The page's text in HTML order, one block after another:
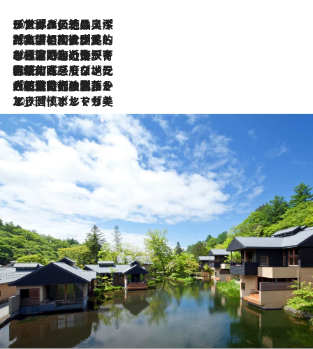
2026.8.8
リスボンの絶品スイーツ「パステル・デ・ナタ」とは？ポルトガル伝統の奥深い世界へ
2026.7.27
「私の祖国はポルトガル語です」国民的詩人フェルナンド・ペソアと、彼が愛した文学の街を歩く
2026.7.26
ポルトガル近海が育む極上の海の幸。キリリと冷えた白ワインと愉しむ、シーフード専門店の贅沢
2026.7.22
伝統の味をモダンに昇華。高感度な地元客が集う、リスボンの最旬ガストロノミー
2026.7.21
大航海時代の栄華から、震災、独裁、そして革命へ。ポルトガル・首都リスボンの石畳に刻まれた「歴史の光と影」
2026.7.13
エッセイ・ヤマザキマリ「慎ましくも美しき国 ポルトガル」